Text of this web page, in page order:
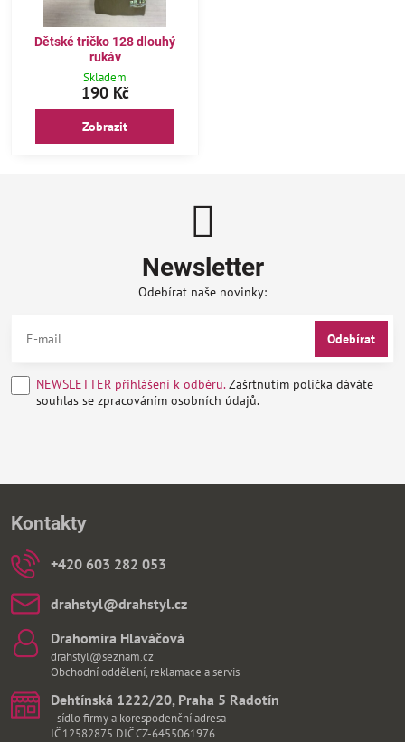
Dětské tričko 128 dlouhý
rukáv
Skladem
190 Kč
Zobrazit
Newsletter
Odebírat naše novinky:
Odebírat
NEWSLETTER přihlášení k odběru.Zašrtnutím políčka dáváte
souhlas se zpracováním osobních údajů.
Kontakty
+420 603 282 053
drahstyl​@drahstyl​.cz
Drahomíra Hlaváčová
drahstyl@seznam.cz
Obchodní oddělení, reklamace a servis
Dehtínská 1222/20, Praha 5 Radotín
- sídlo firmy a korespodenční adresa
IČ 12582875 DIČ CZ-6455061976